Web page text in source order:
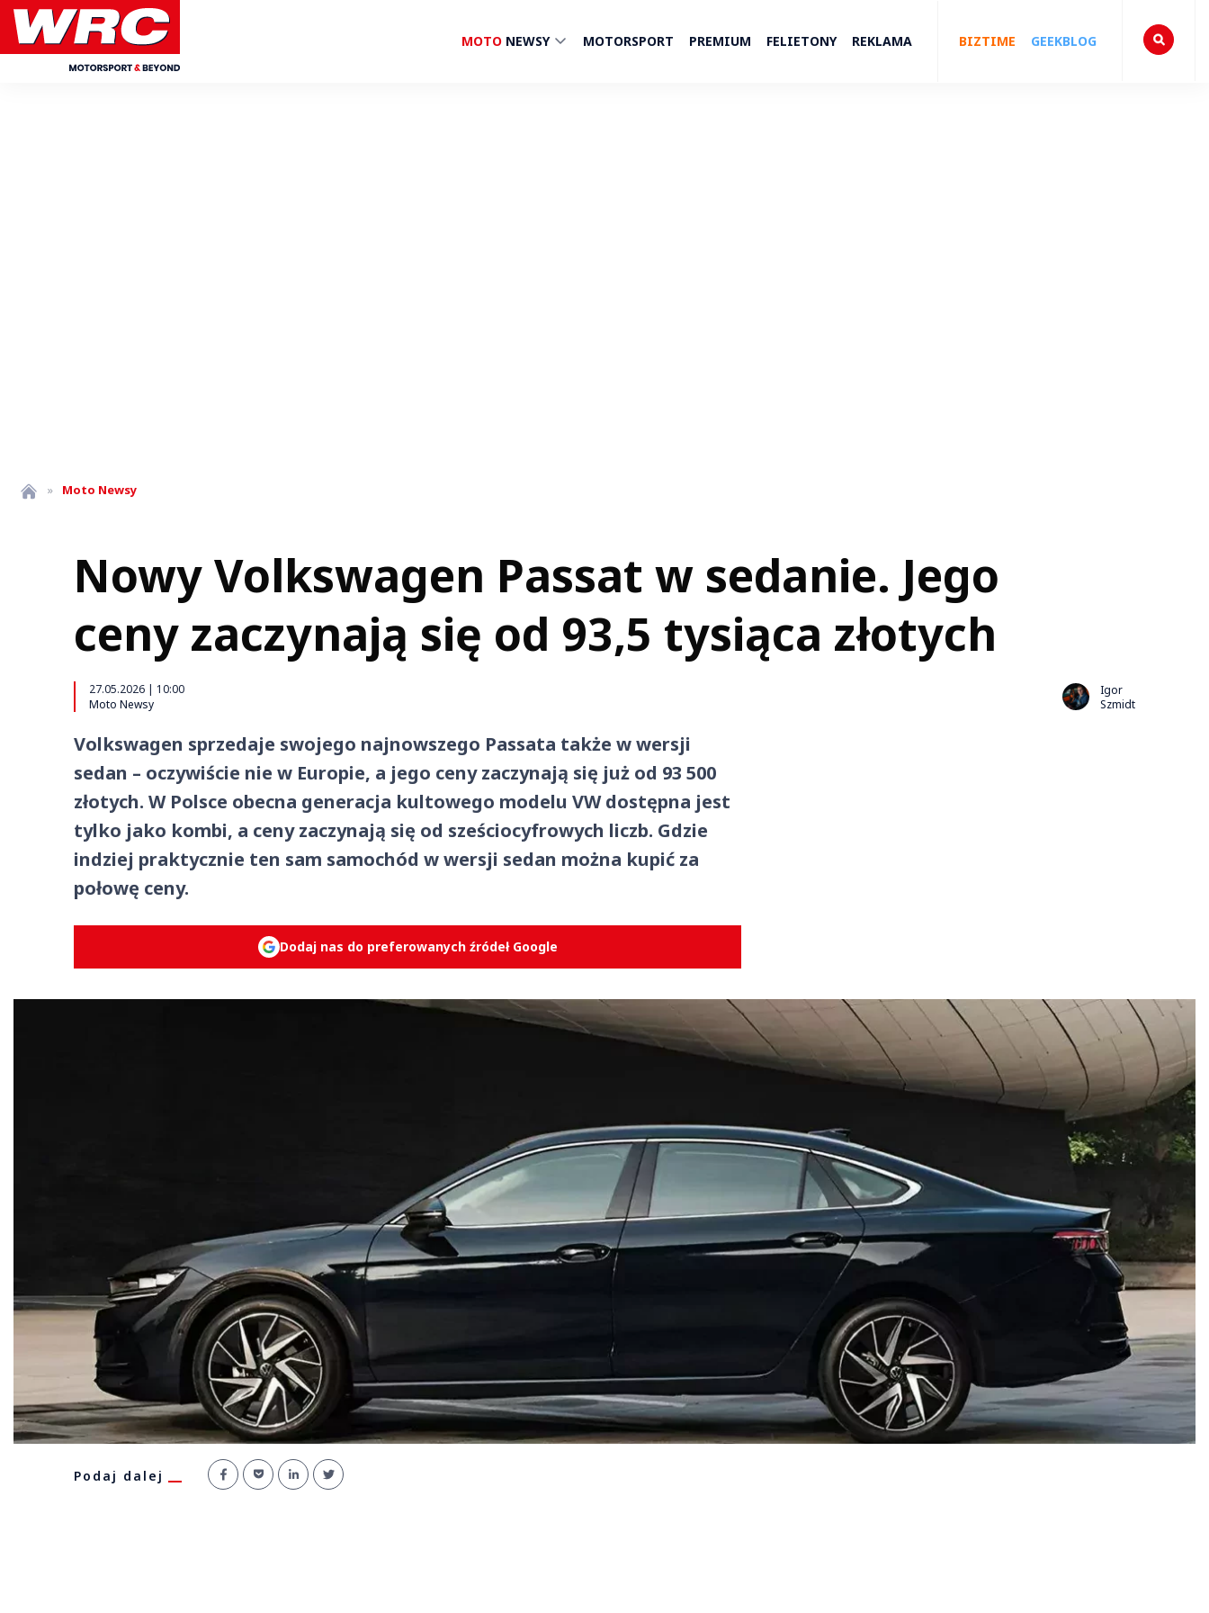
MOTO NEWSY MOTORSPORT PREMIUM FELIETONY REKLAMA BIZTIME GEEKBLOG
» Moto Newsy
Nowy Volkswagen Passat w sedanie. Jego
ceny zaczynają się od 93,5 tysiąca złotych
27.05.2026 | 10:00
Moto Newsy
Igor
Szmidt
Volkswagen sprzedaje swojego najnowszego Passata także w wersji
sedan – oczywiście nie w Europie, a jego ceny zaczynają się już od 93 500
złotych. W Polsce obecna generacja kultowego modelu VW dostępna jest
tylko jako kombi, a ceny zaczynają się od sześciocyfrowych liczb. Gdzie
indziej praktycznie ten sam samochód w wersji sedan można kupić za
połowę ceny.
Dodaj nas do preferowanych źródeł Google
Podaj dalej